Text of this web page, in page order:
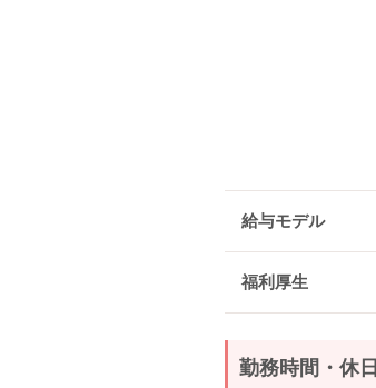
給与モデル
福利厚生
勤務時間・休日